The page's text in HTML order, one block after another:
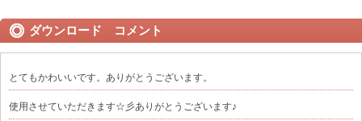
ダウンロード コメント
とてもかわいいです。ありがとうございます。
使用させていただきます☆彡ありがとうございます♪